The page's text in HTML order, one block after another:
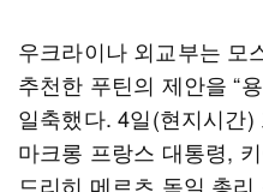
우크라이나 외교부는 모
추천한 푸틴의 제안을 “
일축했다. 4일(현지시간
마크롱 프랑스 대통령,
드리히 메르츠 독일 총